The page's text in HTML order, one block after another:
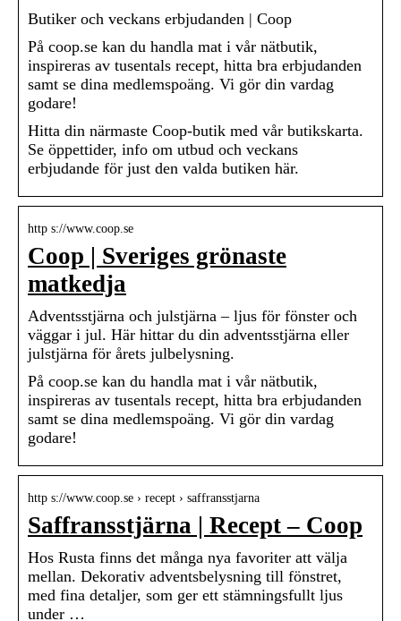
Butiker och veckans erbjudanden | Coop
På coop.se kan du handla mat i vår nätbutik,
inspireras av tusentals recept, hitta bra erbjudanden
samt se dina medlemspoäng. Vi gör din vardag
godare!
Hitta din närmaste Coop-butik med vår butikskarta.
Se öppettider, info om utbud och veckans
erbjudande för just den valda butiken här.
http s://www.coop.se
Coop | Sveriges grönaste
matkedja
Adventsstjärna och julstjärna – ljus för fönster och
väggar i jul. Här hittar du din adventsstjärna eller
julstjärna för årets julbelysning.
På coop.se kan du handla mat i vår nätbutik,
inspireras av tusentals recept, hitta bra erbjudanden
samt se dina medlemspoäng. Vi gör din vardag
godare!
http s://www.coop.se › recept › saffransstjarna
Saffransstjärna | Recept – Coop
Hos Rusta finns det många nya favoriter att välja
mellan. Dekorativ adventsbelysning till fönstret,
med fina detaljer, som ger ett stämningsfullt ljus
under …